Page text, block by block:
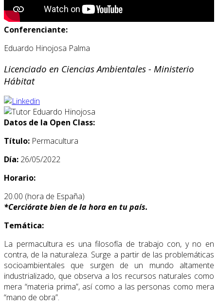
Conferenciante:
Eduardo Hinojosa Palma
Licenciado en Ciencias Ambientales - Ministerio
Hábitat
Datos de la Open Class:
Título: Permacultura
Día: 26/05/2022
Horario:
20.00 (hora de España)
*Cerciórate bien de la hora en tu país.
Temática:
La permacultura es una filosofía de trabajo con, y no en
contra, de la naturaleza. Surge a partir de las problemáticas
socioambientales que surgen de un mundo altamente
industrializado, que observa a los recursos naturales como
mera “materia prima”, así como a las personas como mera
“mano de obra”.